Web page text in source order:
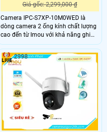
Giá gốc: 2,299,000 ₫
Camera IPC-S7XP-10M0WED là
dòng camera 2 ống kính chất lượng
cao đến từ Imou với khả năng ghi
hình siêu nét 3K trang bị 1 ống kính
xoay và 1 ống kính cố định. Ngoài
ra camera còn đem đến khả năng
phát hiện phân biệt người phương
tiện một cách chính xác, bên cạnh
đó là tầm nhìn ban đêm có màu sắc
chân thực.
2998